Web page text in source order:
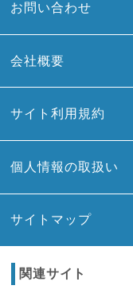
お問い合わせ
会社概要
サイト利用規約
個人情報の取扱い
サイトマップ
関連サイト